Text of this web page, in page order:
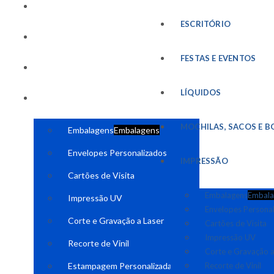
EmbalagensEmbalagens
Envelopes Personalizados
Cartões de Visita
Impressão UV
Corte e Gravação a Laser
Recorte de Vinil
Estampagem Personalizada
ESCRITÓRIO
FESTAS E EVENTOS
LÍQUIDOS
MOCHILAS, SACOS E
IMPRESSÃO
Embalagens
Envelopes
Cartões de Visita
Impressão UV
Corte e Gravação
Recorte de Vinil